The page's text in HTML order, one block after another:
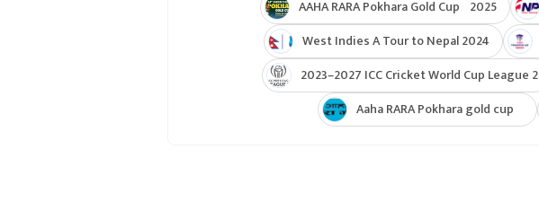
AAHA RARA Pokhara Gold Cup 2025
West Indies A Tour to Nepal 2024
2023–2027 ICC Cricket World Cup League 2
Aaha RARA Pokhara gold cup